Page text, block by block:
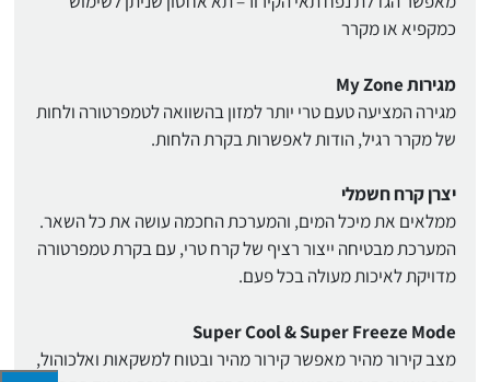
כמקפיא או מקרר
מגירות My Zone
מגירה המציעה טעם טרי יותר למזון בהשוואה לטמפרטורה ולחות
של מקרר רגיל, הודות לאפשרות בקרת הלחות.
יצרן קרח חשמלי
ממלאים את מיכל המים, והמערכת החכמה עושה את כל השאר.
המערכת מבטיחה ייצור רציף של קרח טרי, עם בקרת טמפרטורה
מדויקת לאיכות מעולה בכל פעם.
Super Cool & Super Freeze Mode
מצב קירור מהיר מאפשר קירור מהיר ובטוח למשקאות ואלכוהול,